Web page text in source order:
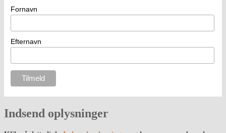
Fornavn
Efternavn
Indsend oplysninger